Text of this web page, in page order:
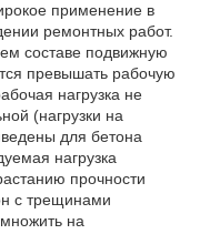
применение в
ремонтных работ.
составе подвижную
превышать рабочую
нагрузка не
(нагрузки на
для бетона
нагрузка
прочности
с трещинами
на